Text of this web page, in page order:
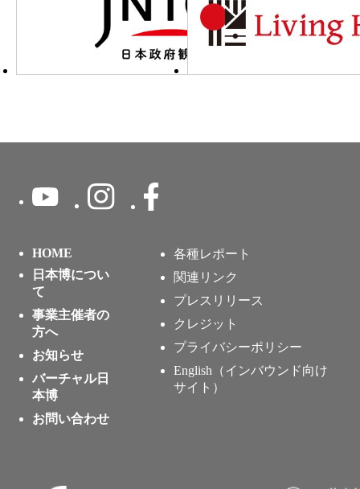
HOME
日本博につい
て
事業主催者の
方へ
お知らせ
バーチャル日
本博
お問い合わせ
各種レポート
関連リンク
プレスリリース
クレジット
プライバシーポリシー
English（インバウンド向け
サイト）